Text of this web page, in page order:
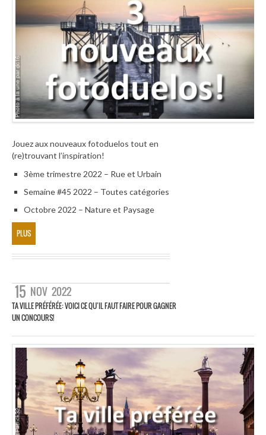
Jouez aux nouveaux fotoduelos tout en
(re)trouvant l’inspiration!
3ème trimestre 2022 – Rue et Urbain
Semaine #45 2022 – Toutes catégories
Octobre 2022 – Nature et Paysage
PLUS
15 NOV 2022
TA VILLE PRÉFÉRÉE: VOICI CE QU’IL FAUT FAIRE POUR GAGNER
UN CONCOURS!